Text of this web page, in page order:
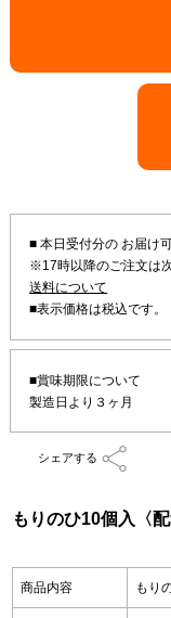
■ 本日受付分の お届け
※17時以降のご注文は
送料について
■賞味期限について
製造日より３ヶ月
シェアする
もりのひ10個入〈配
商品内容 もり